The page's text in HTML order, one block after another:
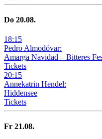
Do 20.08.
18:15
Pedro Almodóvar:
Amarga Navidad – Bitteres
Tickets
20:15
Annekatrin Hendel:
Hiddensee
Tickets
Fr 21.08.